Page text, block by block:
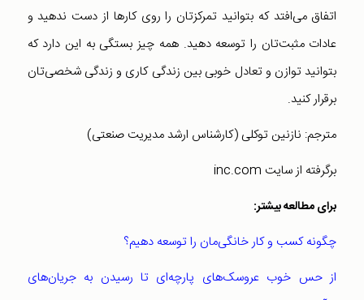
اتفاق می‌افتد که بتوانید تمرکزتان را روی کارها از دست ندهید و
عادات مثبت‌تان را توسعه دهید. همه چیز بستگی به این دارد که
بتوانید توازن و تعادل خوبی بین زندگی کاری و زندگی شخصی‌تان
برقرار کنید.
مترجم: نازنین توکلی (کارشناس ارشد مدیریت صنعتی)
برگرفته از سایت inc.com
برای مطالعه بیشتر:
چگونه کسب و کار خانگی‌مان را توسعه دهیم؟
از حس خوب عروسک‌های پارچه‌ای تا رسیدن به جریان‌های